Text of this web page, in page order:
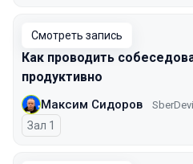
Смотреть запись
Как проводить
продуктивно
Максим Сидоров
Зал 1